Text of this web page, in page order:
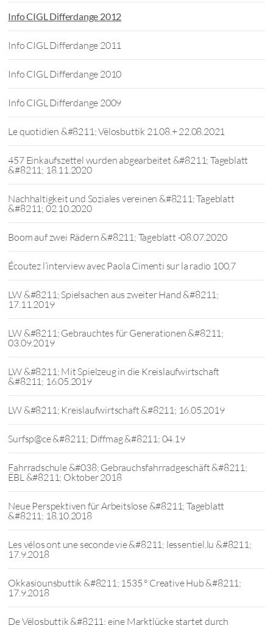
Info CIGL Differdange 2012
Info CIGL Differdange 2011
Info CIGL Differdange 2010
Info CIGL Differdange 2009
Le quotidien &#8211; Vëlosbuttik 21.08.+ 22.08.2021
457 Einkaufszettel wurden abgearbeitet &#8211; Tageblatt
&#8211; 18.11.2020
Nachhaltigkeit und Soziales vereinen &#8211; Tageblatt
&#8211; 02.10.2020
Boom auf zwei Rädern &#8211; Tageblatt -08.07.2020
Écoutez l’interview avec Paola Cimenti sur la radio 100,7
LW &#8211; Spielsachen aus zweiter Hand &#8211;
17.11.2019
LW &#8211; Gebrauchtes für Generationen &#8211;
03.09.2019
LW &#8211; Mit Spielzeug in die Kreislaufwirtschaft
&#8211; 16.05.2019
LW &#8211; Kreislaufwirtschaft &#8211; 16.05.2019
Surfsp@ce &#8211; Diffmag &#8211; 04.19
Fahrradschule &#038; Gebrauchsfahrradgeschäft &#8211;
ËBL &#8211; Oktober 2018
Neue Perspektiven für Arbeitslose &#8211; Tageblatt
&#8211; 18.10.2018
Les vélos ont une seconde vie &#8211; lessentiel.lu &#8211;
17.9.2018
Okkasiounsbuttik &#8211; 1535 ° Creative Hub &#8211;
17.9.2018
De Vëlosbuttik &#8211; eine Marktlücke startet durch